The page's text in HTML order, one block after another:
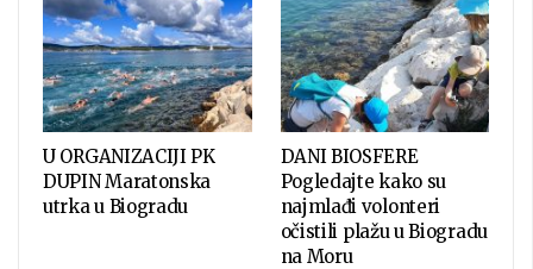
U ORGANIZACIJI PK
DUPIN Maratonska
utrka u Biogradu
DANI BIOSFERE
Pogledajte kako su
najmlađi volonteri
očistili plažu u Biogradu
na Moru